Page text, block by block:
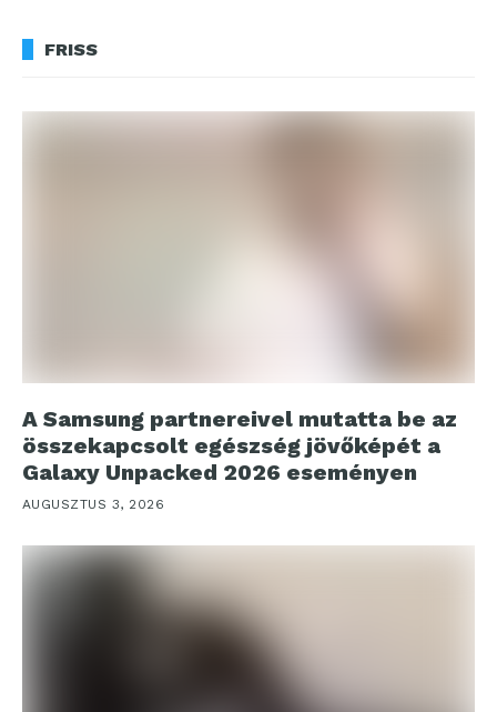
FRISS
A Samsung partnereivel mutatta be az
összekapcsolt egészség jövőképét a
Galaxy Unpacked 2026 eseményen
AUGUSZTUS 3, 2026